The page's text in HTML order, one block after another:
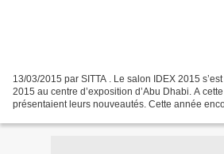
13/03/2015 par SITTA . Le salon IDEX 2015
2015 au centre d’exposition d’Abu Dhabi. A
présentaient leurs nouveautés. Cette année